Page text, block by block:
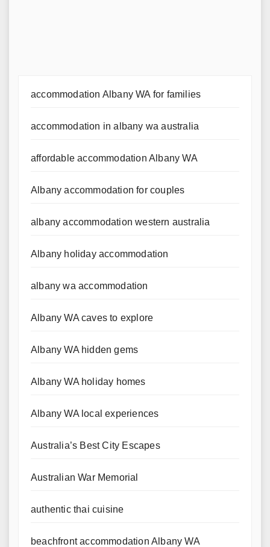
accommodation Albany WA for families
accommodation in albany wa australia
affordable accommodation Albany WA
Albany accommodation for couples
albany accommodation western australia
Albany holiday accommodation
albany wa accommodation
Albany WA caves to explore
Albany WA hidden gems
Albany WA holiday homes
Albany WA local experiences
Australia’s Best City Escapes
Australian War Memorial
authentic thai cuisine
beachfront accommodation Albany WA